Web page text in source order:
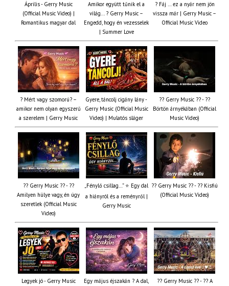
Április - Gerry Music
(Official Music Video) |
Romantikus magyar dal
Amikor együtt tűnik el a
világ... ? Gerry Music –
Engedd, hogy én vezesselek
| Summer Love
? Fáj … ez a nyár nem jön
vissza már | Gerry Music –
Official Music Video
? Mért vagy szomorú? –
amikor nem olyan egyszerű
a szerelem | Gerry Music
Gyere, táncolj cigány lány -
Gerry Music (Official Music
Video) | Mulatós sláger
?? Gerry Music ?? - ??
Börtön árnyékában (Official
Music Video)
?? Gerry Music ?? - ??
Amilyen hülye vagy, én úgy
szeretlek (Official Music
Video)
„Fénylő csillag…” ⭐ Egy dal
a hiányról és a reményről |
Gerry Music
?? Gerry Music ?? - ?? Kisfiú
(Official Music Video)
Legyek jó - Gerry Music
Egy május éjszakán ? A dal,
?? Gerry Music ?? - ?? A